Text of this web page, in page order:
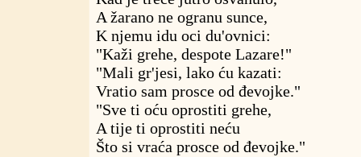
A žarano ne ogranu sunce,
K njemu idu oci du'ovnici:
"Kaži grehe, despote Lazare!"
"Mali gr'jesi, lako ću kazati:
Vratio sam prosce od đevojke."
"Sve ti oću oprostiti grehe,
A tije ti oprostiti neću
Što si vraća prosce od đevojke."